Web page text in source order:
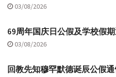
03/08/2026
69周年国庆日公假及学校假
03/08/2026
回教先知穆罕默德诞辰公假